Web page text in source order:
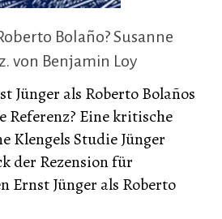
Bolaño? Susanne
von Benjamin Loy
Jünger als Roberto Bolaños
Referenz? Eine kritische
Klengels Studie Jünger
der Rezension für
Ernst Jünger als Roberto